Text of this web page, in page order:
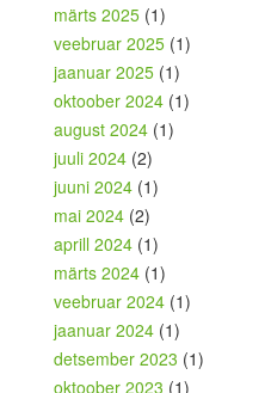
märts 2025 (1)
veebruar 2025 (1)
jaanuar 2025 (1)
oktoober 2024 (1)
august 2024 (1)
juuli 2024 (2)
juuni 2024 (1)
mai 2024 (2)
aprill 2024 (1)
märts 2024 (1)
veebruar 2024 (1)
jaanuar 2024 (1)
detsember 2023 (1)
oktoober 2023 (1)